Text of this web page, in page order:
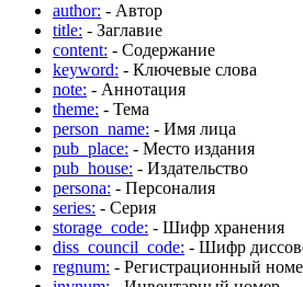
author: - Автор
title: - Заглавие
content: - Содержание
keyword: - Ключевые слова
note: - Аннотация
theme: - Тема
person_name: - Имя лица
pub_place: - Место издания
pub_house: - Издательство
persona: - Персоналия
series: - Серия
storage_code: - Шифр хранения
diss_council_code: - Шифр
regnum: - Регистрационный